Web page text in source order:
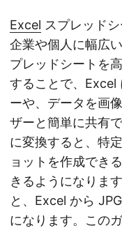
Excel スプレッド
企業や個人に幅広
プレッドシートを
することで、Excel
ーや、データを画
ザーと簡単に共有
に変換すると、特
ョットを作成でき
きるようになりま
と、Excel から
になります。この